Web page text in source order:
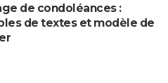
de condoléances :
de textes et modèle de